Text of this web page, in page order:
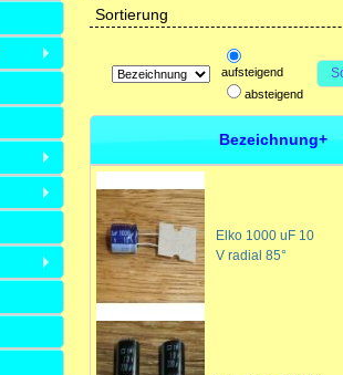
Sortierung
aufsteigend
absteigend
Bezeichnung+
Elko 1000 uF 10
V radial 85°